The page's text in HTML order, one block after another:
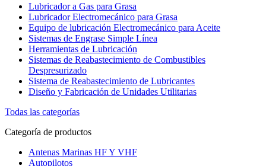
Lubricador a Gas para Grasa
Lubricador Electromecánico para Grasa
Equipo de lubricación Electromecánico para Aceite
Sistemas de Engrase Simple Línea
Herramientas de Lubricación
Sistemas de Reabastecimiento de Combustibles
Despresurizado
Sistema de Reabastecimiento de Lubricantes
Diseño y Fabricación de Unidades Utilitarias
Todas las categorías
Categoría de productos
Antenas Marinas HF Y VHF
Autopilotos